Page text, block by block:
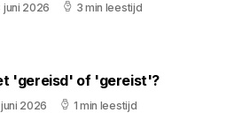
juni 2026 3 min leestijd
'gereisd' of 'gereist'?
juni 2026 1 min leestijd